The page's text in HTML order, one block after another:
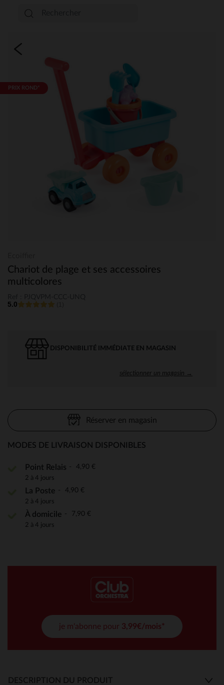
PRIX ROND*
Chariot de plage et ses accessoires
multicolores
5.0
DISPONIBILITÉ IMMÉDIATE EN MAGASIN
sélectionner un magasin →
Réserver en magasin
MODES DE LIVRAISON DISPONIBLES
Point Relais 4,90 €
2 à 4 jours
La Poste 4,90 €
2 à 4 jours
À domicile 7,90 €
2 à 4 jours
je m'abonne pour 3,99€/mois*
DESCRIPTION DU PRODUIT